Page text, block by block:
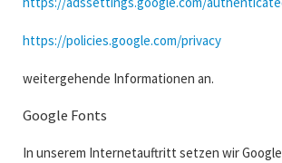
https://policies.google.com/privacy
weitergehende Informationen an.
Google Fonts
In unserem Internetauftritt setzen wir